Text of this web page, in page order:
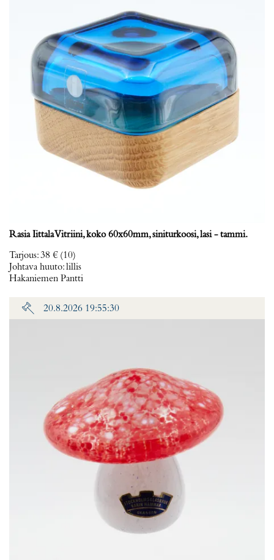
Rasia Iittala Vitriini, koko 60x60mm, siniturkoosi, lasi - tammi.
Tarjous:38 € (10)
Johtava huuto:lillis
Hakaniemen Pantti
20.8.2026 19:55:30